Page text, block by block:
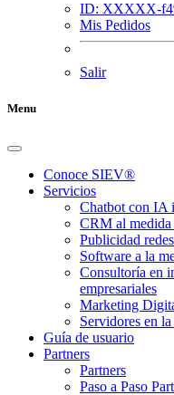
ID: XXXXX-
Mis Pedidos
Salir
Menu
Conoce SIEV®
Servicios
Chatbot con IA
CRM al medida
Publicidad
Software a la
Consultoría en
empresariales
Marketing
Servidores en
Guía de usuario
Partners
Partners
Paso a Paso